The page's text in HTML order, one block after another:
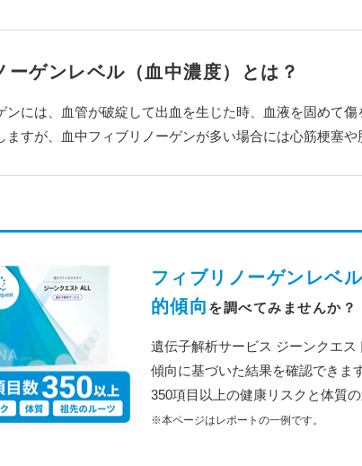
ーゲンレベル（血中濃度）とは？
ンには、血管が破綻して出血を生じた時、血液を固めて
ますが、血中フィブリノーゲンが多い場合には心筋梗塞
フィブリノーゲンレベ
的傾向 を調べてみませんか？
遺伝子解析サービス ジーンクエス
傾向に基づいた結果を確認できます
350項目以上の健康リスクと体質
※本ページはレポートの一例です。